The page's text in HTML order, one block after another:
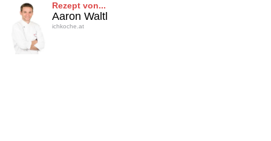
Rezept von...
Aaron Waltl
ichkoche.at